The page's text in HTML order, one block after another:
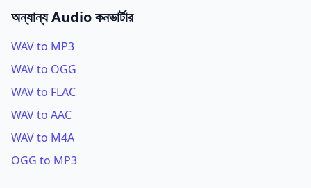
অন্যান্য Audio কনভার্টার
WAV to MP3
WAV to OGG
WAV to FLAC
WAV to AAC
WAV to M4A
OGG to MP3